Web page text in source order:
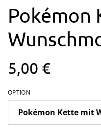
Pokémon
5,00 €
OPTION